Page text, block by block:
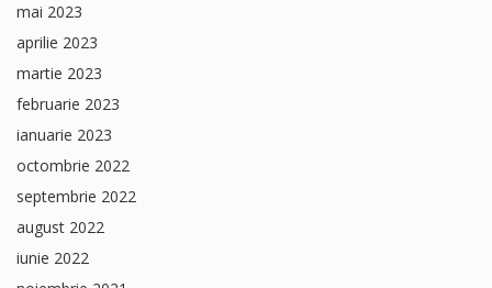
mai 2023
aprilie 2023
martie 2023
februarie 2023
ianuarie 2023
octombrie 2022
septembrie 2022
august 2022
iunie 2022